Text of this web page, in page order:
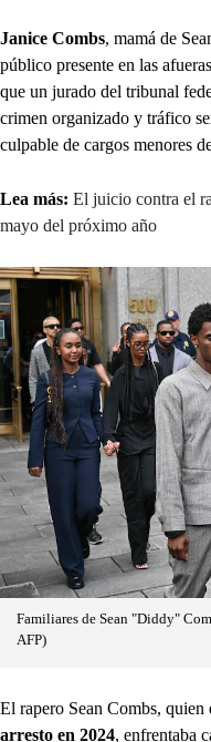
Janice Combs, mamá de
público presente en las
que un jurado del tribunal
crimen organizado y tráfico
culpable de cargos menores
Lea más: El juicio contra el
mayo del próximo año
Familiares de Sean "Diddy"
AFP)
El rapero Sean Combs, quien
arresto en 2024, enfrentaba